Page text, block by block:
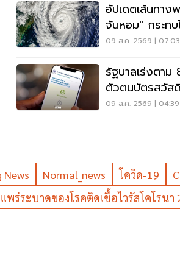
อัปเดตเส้นทา
จันหอม" กระทบ
09 ส.ค. 2569 |
รัฐบาลเร่งตา
ตัวตนบัตรสวัส
พลาดสิทธิ
09 ส.ค. 2569 |
News Normal_news โควิด-19
ร่ระบาดของโรคติดเชื้อไวรัสโคโรนา